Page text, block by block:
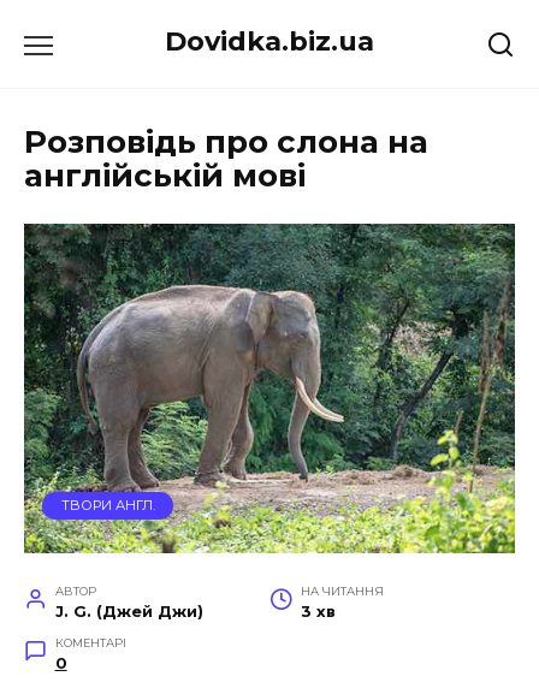
до
Dovidka.biz.ua
Розповідь про слона на
англійській мові
ТВОРИ АНГЛ.
АВТОР
J. G. (Джей Джи)
НА ЧИТАННЯ
3 хв
КОМЕНТАРІ
0